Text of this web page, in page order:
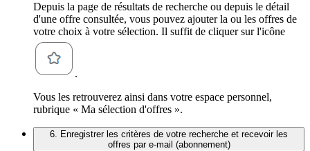
Depuis la page de résultats de recherche ou depuis le détail
d'une offre consultée, vous pouvez ajouter la ou les offres de
votre choix à votre sélection. Il suffit de cliquer sur l'icône
.
Vous les retrouverez ainsi dans votre espace personnel,
rubrique « Ma sélection d'offres ».
6. Enregistrer les critères de votre recherche et recevoir les
offres par e-mail (abonnement)